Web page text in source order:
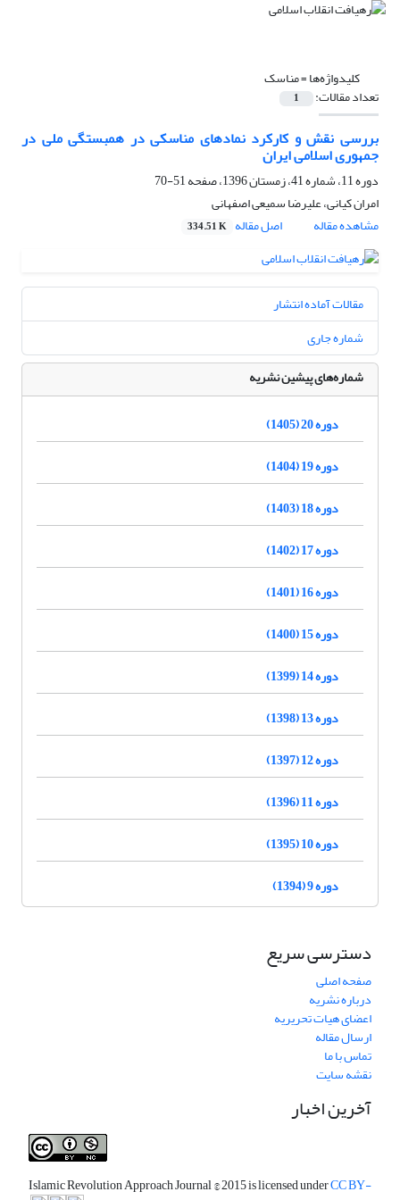
کلیدواژه‌ها =مناسک
تعداد مقالات: 1
بررسی نقش و کارکرد نمادهای مناسکی در همبستگی ملی در
جمهوری اسلامی ایران
دوره 11، شماره 41، زمستان 1396، صفحه
51-70
امران کیانی، علیرضا سمیعی اصفهانی
مشاهده مقاله
اصل مقاله 334.51 K
مقالات آماده انتشار
شماره جاری
شماره‌های پیشین نشریه
دوره 20 (1405)
دوره 19 (1404)
دوره 18 (1403)
دوره 17 (1402)
دوره 16 (1401)
دوره 15 (1400)
دوره 14 (1399)
دوره 13 (1398)
دوره 12 (1397)
دوره 11 (1396)
دوره 10 (1395)
دوره 9 (1394)
دسترسی سریع
صفحه اصلی
درباره نشریه
اعضای هیات تحریریه
ارسال مقاله
تماس با ما
نقشه سایت
آخرین اخبار
Islamic Revolution Approach Journal© 2015 is licensed underCC BY-